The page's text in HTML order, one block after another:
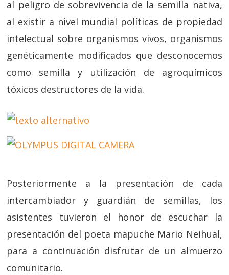
al peligro de sobrevivencia de la semilla nativa,
al existir a nivel mundial políticas de propiedad
intelectual sobre organismos vivos, organismos
genéticamente modificados que desconocemos
como semilla y utilización de agroquímicos
tóxicos destructores de la vida.
Posteriormente a la presentación de cada
intercambiador y guardián de semillas, los
asistentes tuvieron el honor de escuchar la
presentación del poeta mapuche Mario Neihual,
para a continuación disfrutar de un almuerzo
comunitario.